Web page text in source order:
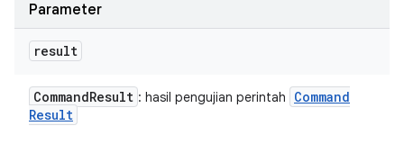
Parameter
result
CommandResult : hasil pengujian perintah
Command
Result